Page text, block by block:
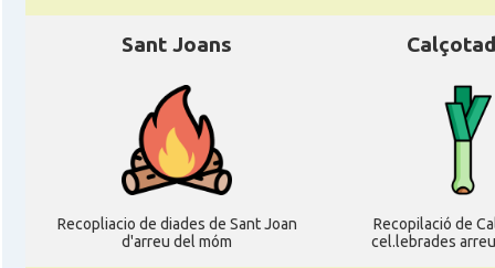
Sant Joans
Recopliacio de diades de Sant Joan
d'arreu del móm
Recopilació de
cel.lebrades